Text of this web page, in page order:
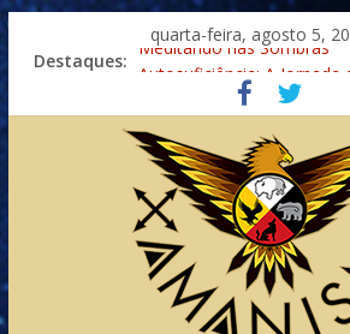
quarta-feira, agosto 5,
Destaques: Meditando nas Sombras
Autosuficiência: A Jornada
Xamanismo Universal
Totens – Caminho
Imaginação na Cura